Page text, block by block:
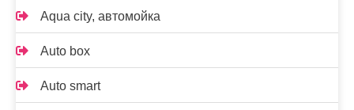
Aqua city, автомойка
Auto box
Auto smart